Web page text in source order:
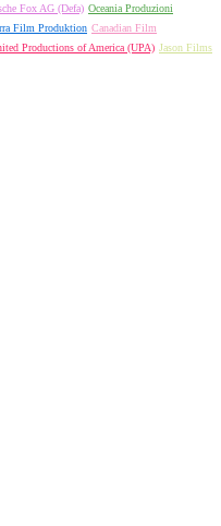
Fox AG (Defa) Oceania Produzioni
Film Produktion Canadian Film
Productions of America (UPA) Jason Films